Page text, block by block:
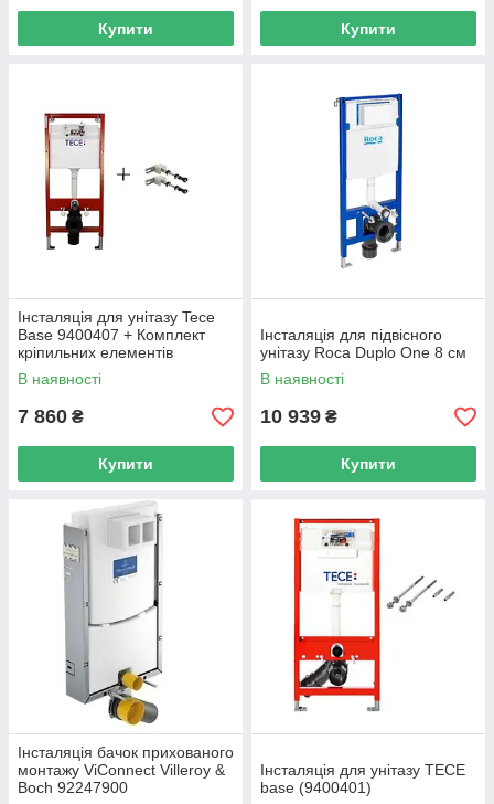
Купити Купити
Інсталяція для унітазу Tece
Base 9400407 + Комплект
кріпильних елементів
Німеччина
В наявності
7 860 ₴
Купити
Інсталяція для підвісного
унітазу Roca Duplo One 8 см
В наявності
10 939 ₴
Купити
Інсталяція бачок прихованого
монтажу ViConnect Villeroy &
Boch 92247900
Інсталяція для унітазу TECE
base (9400401)